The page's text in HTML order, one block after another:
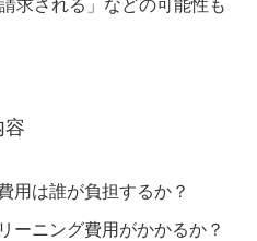
求される」などの可能性も
容
用は誰が負担するか？
ーニング費用がかかるか？